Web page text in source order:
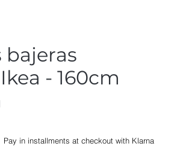
bajeras
- 160cm
Precio
Pay in installments at checkout with Klarna